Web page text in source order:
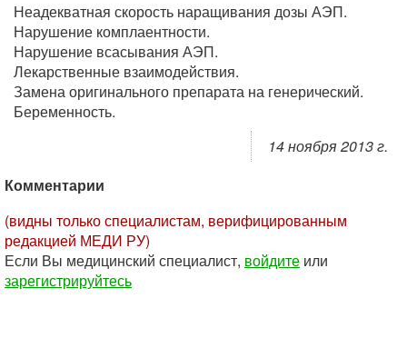
Неадекватная скорость наращивания дозы АЭП.
Нарушение комплаентности.
Нарушение всасывания АЭП.
Лекарственные взаимодействия.
Замена оригинального препарата на генерический.
Беременность.
14 ноября 2013 г.
Комментарии
(видны только специалистам, верифицированным
редакцией МЕДИ РУ)
Если Вы медицинский специалист, войдите или
зарегистрируйтесь